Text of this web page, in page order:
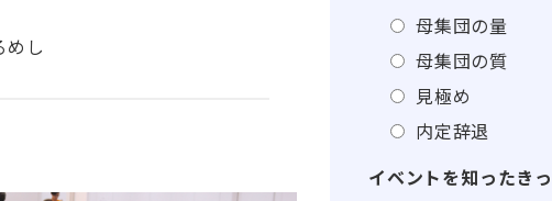
めし
母集団の量
母集団の質
見極め
内定辞退
イベントを知ったき